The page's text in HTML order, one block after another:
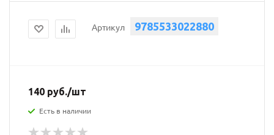
Артикул 9785533022880
140 руб./шт
Есть в наличии